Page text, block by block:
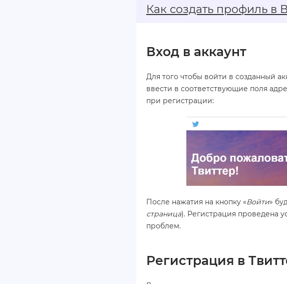
Как создать профиль в
Вход в аккаунт
Для того чтобы войти в созданный
ввести в соответствующие поля
при регистрации:
После нажатия на кнопку «Войти»
страница). Регистрация проведена
проблем.
Регистрация в